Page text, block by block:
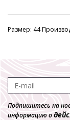
Размер: 44
Подпишитесь на
информацию о